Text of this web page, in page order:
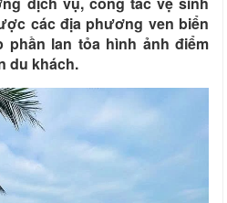
các địa phương ven biển
phần lan tỏa hình ảnh điểm
du khách.